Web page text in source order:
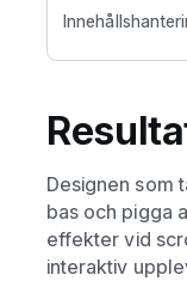
Designen som
bas och pigga
effekter vid
interaktiv